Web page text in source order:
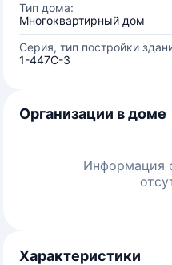
Тип дома:
Многоквартирный дом
Серия, тип постройки
1-447С-3
Организации в доме
Информация
Характеристики